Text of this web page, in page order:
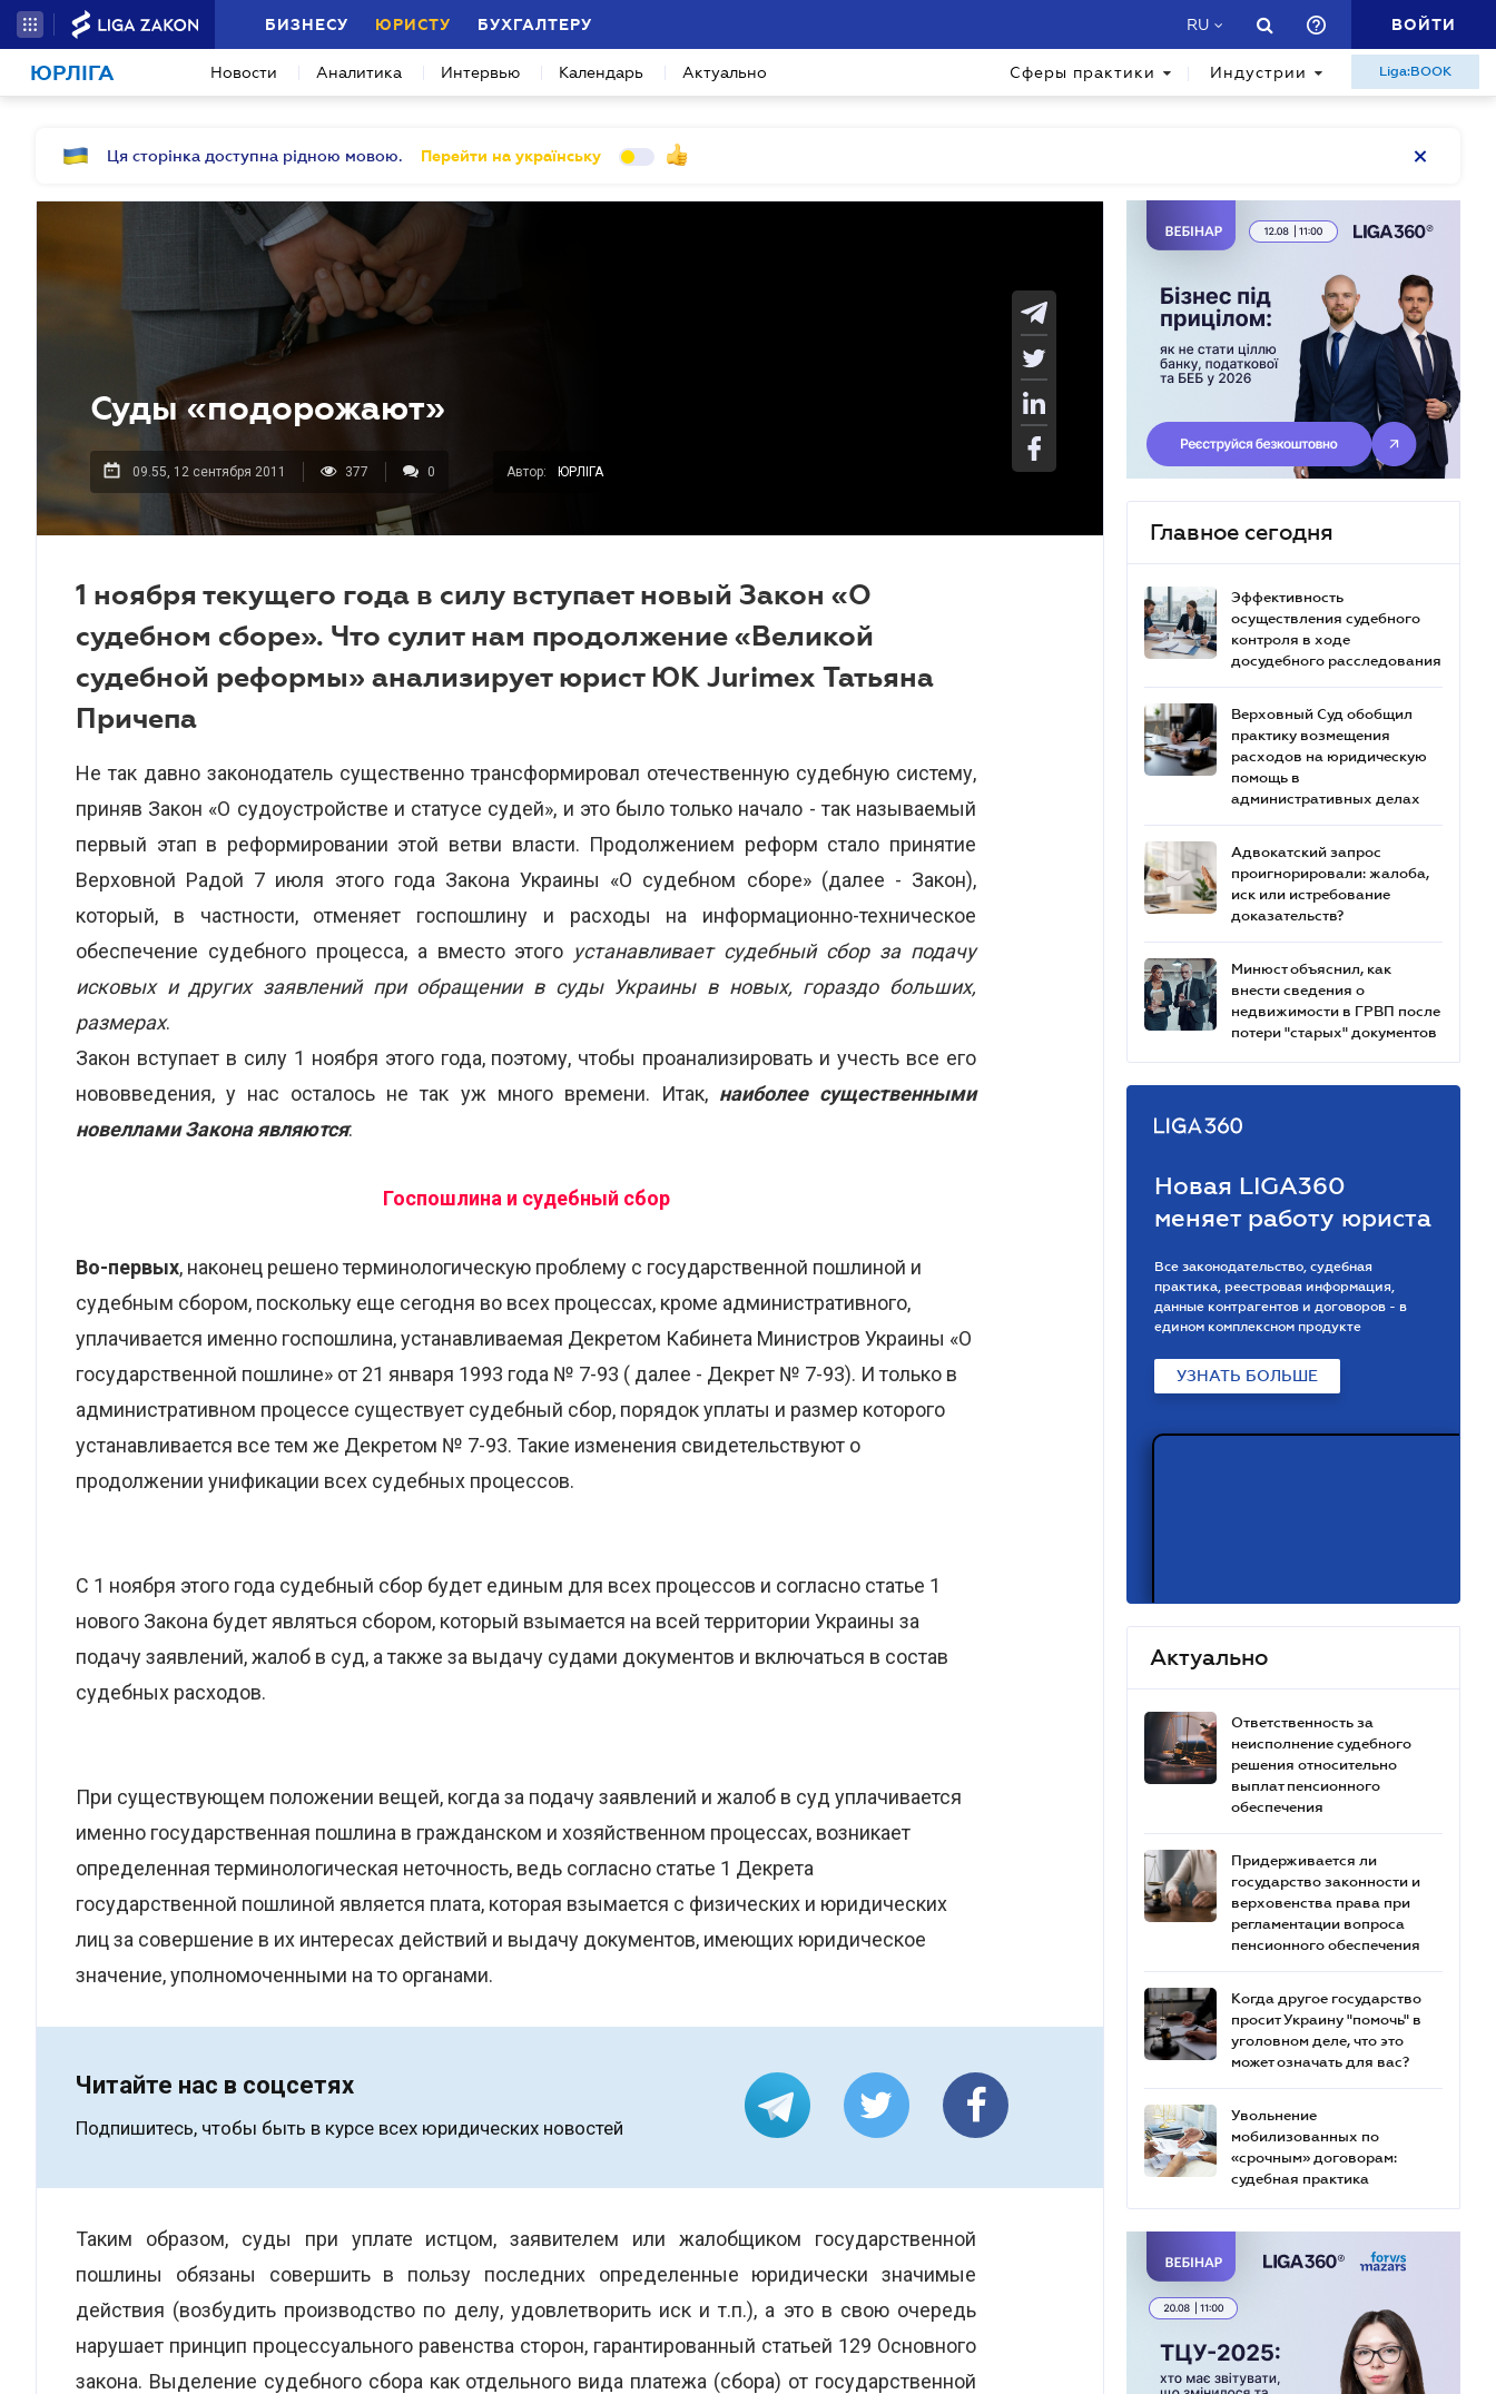
БИЗНЕСУ ЮРИСТУ БУХГАЛТЕРУ RU ВОЙТИ
ЮРЛІГА Новости Аналитика Интервью Календарь Актуально Сферы практики Индустрии Liga:BOOK
Ця сторінка доступна рідною мовою. Перейти на українську
Суды «подорожают»
09.55, 12 сентября 2011 377 0 Автор: ЮРЛІГА
1 ноября текущего года в силу вступает новый Закон «О
судебном сборе». Что сулит нам продолжение «Великой
судебной реформы» анализирует юрист ЮК Jurimex Татьяна
Причепа
Не так давно законодатель существенно трансформировал отечественную судебную систему,
приняв Закон «О судоустройстве и статусе судей», и это было только начало - так называемый
первый этап в реформировании этой ветви власти. Продолжением реформ стало принятие
Верховной Радой 7 июля этого года Закона Украины «О судебном сборе» (далее - Закон),
который, в частности, отменяет госпошлину и расходы на информационно-техническое
обеспечение судебного процесса, а вместо этого устанавливает судебный сбор за подачу
исковых и других заявлений при обращении в суды Украины в новых, гораздо больших,
размерах.
Закон вступает в силу 1 ноября этого года, поэтому, чтобы проанализировать и учесть все его
нововведения, у нас осталось не так уж много времени. Итак, наиболее существенными
новеллами Закона являются:
Госпошлина и судебный сбор
Во-первых, наконец решено терминологическую проблему с государственной пошлиной и
судебным сбором, поскольку еще сегодня во всех процессах, кроме административного,
уплачивается именно госпошлина, устанавливаемая Декретом Кабинета Министров Украины «О
государственной пошлине» от 21 января 1993 года № 7-93 ( далее - Декрет № 7-93). И только в
административном процессе существует судебный сбор, порядок уплаты и размер которого
устанавливается все тем же Декретом № 7-93. Такие изменения свидетельствуют о
продолжении унификации всех судебных процессов.
С 1 ноября этого года судебный сбор будет единым для всех процессов и согласно статье 1
нового Закона будет являться сбором, который взымается на всей территории Украины за
подачу заявлений, жалоб в суд, а также за выдачу судами документов и включаться в состав
судебных расходов.
При существующем положении вещей, когда за подачу заявлений и жалоб в суд уплачивается
именно государственная пошлина в гражданском и хозяйственном процессах, возникает
определенная терминологическая неточность, ведь согласно статье 1 Декрета
государственной пошлиной является плата, которая взымается с физических и юридических
лиц за совершение в их интересах действий и выдачу документов, имеющих юридическое
значение, уполномоченными на то органами.
Читайте нас в соцсетях
Подпишитесь, чтобы быть в курсе всех юридических новостей
Таким образом, суды при уплате истцом, заявителем или жалобщиком государственной
пошлины обязаны совершить в пользу последних определенные юридически значимые
действия (возбудить производство по делу, удовлетворить иск и т.п.), а это в свою очередь
нарушает принцип процессуального равенства сторон, гарантированный статьей 129 Основного
закона. Выделение судебного сбора как отдельного вида платежа (сбора) от государственной
Главное сегодня
Эффективность
осуществления судебного
контроля в ходе
досудебного расследования
Верховный Суд обобщил
практику возмещения
расходов на юридическую
помощь в
административных делах
Адвокатский запрос
проигнорировали: жалоба,
иск или истребование
доказательств?
Минюст объяснил, как
внести сведения о
недвижимости в ГРВП после
потери "старых" документов
Новая LIGA360
меняет работу юриста
Все законодательство, судебная
практика, реестровая информация,
данные контрагентов и договоров - в
едином комплексном продукте
УЗНАТЬ БОЛЬШЕ
Актуально
Ответственность за
неисполнение судебного
решения относительно
выплат пенсионного
обеспечения
Придерживается ли
государство законности и
верховенства права при
регламентации вопроса
пенсионного обеспечения
Когда другое государство
просит Украину "помочь" в
уголовном деле, что это
может означать для вас?
Увольнение
мобилизованных по
«срочным» договорам:
судебная практика